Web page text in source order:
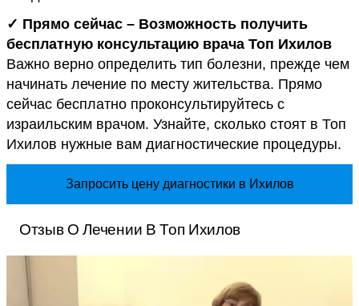
✓ Прямо сейчас – Возможность получить
бесплатную консультацию врача Топ Ихилов
Важно верно определить тип болезни, прежде чем
начинать лечение по месту жительства. Прямо
сейчас бесплатно проконсультируйтесь с
израильским врачом. Узнайте, сколько стоят в Топ
Ихилов нужные вам диагностические процедуры.
Запросить цену диагностики в Ихилов
Отзыв О Лечении В Топ Ихилов